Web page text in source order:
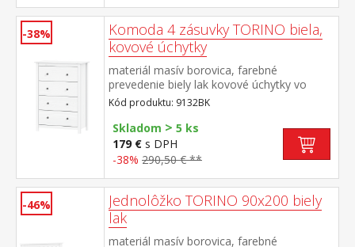
-38%
Komoda 4 zásuvky TORINO biela,
kovové úchytky
materiál masív borovica, farebné
prevedenie biely lak kovové úchytky vo
farebnom prevedení černená mosadz štyri
zásuvky s kovovými pojazdmi
Kód produktu: 9132BK
Skladom > 5 ks
179 € s DPH
-38% 290,50 € **
-46%
Jednolôžko TORINO 90x200 biely
lak
materiál masív borovica, farebné